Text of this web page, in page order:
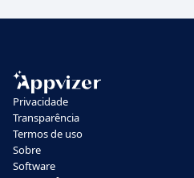
Privacidade
Transparência
Termos de uso
Sobre
Software